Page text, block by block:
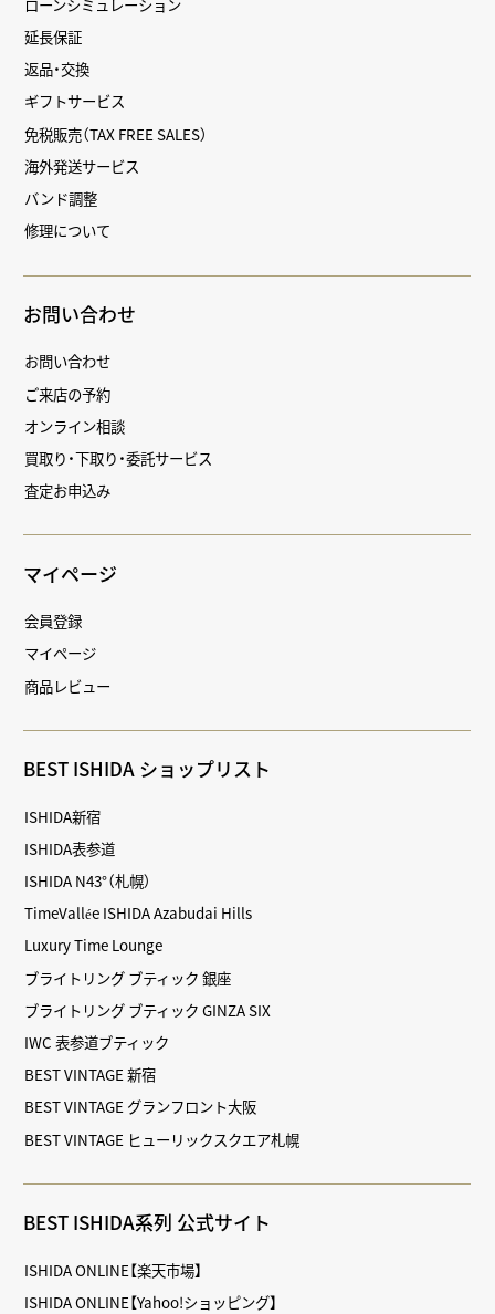
延長保証
返品・交換
ギフトサービス
免税販売（TAX FREE SALES）
海外発送サービス
バンド調整
修理について
お問い合わせ
お問い合わせ
ご来店の予約
オンライン相談
買取り・下取り・委託サービス
査定お申込み
マイページ
会員登録
マイページ
商品レビュー
BEST ISHIDA ショップリスト
ISHIDA新宿
ISHIDA表参道
ISHIDA N43°（札幌）
TimeVallée ISHIDA Azabudai Hills
Luxury Time Lounge
ブライトリング ブティック 銀座
ブライトリング ブティック GINZA SIX
IWC 表参道ブティック
BEST VINTAGE 新宿
BEST VINTAGE グランフロント大阪
BEST VINTAGE ヒューリックスクエア札幌
BEST ISHIDA系列 公式サイト
ISHIDA ONLINE【楽天市場】
ISHIDA ONLINE【Yahoo!ショッピング】